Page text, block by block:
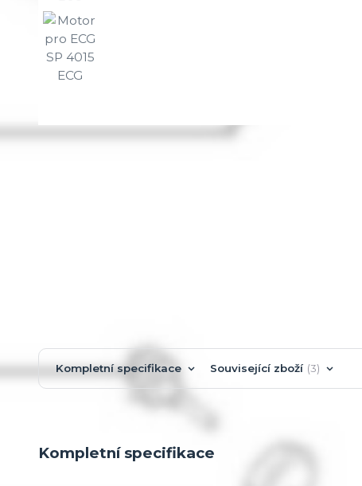
Kompletní specifikace Související zboží 3
Kompletní specifikace